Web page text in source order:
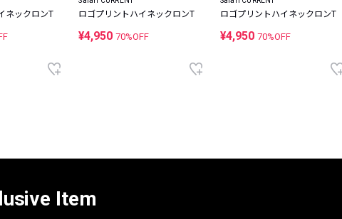
ネックロンT ロゴプリントハイネックロンT
¥4,95070%OFF
ロゴプリントハイネックロンT
¥4,950 70%OFF
Item